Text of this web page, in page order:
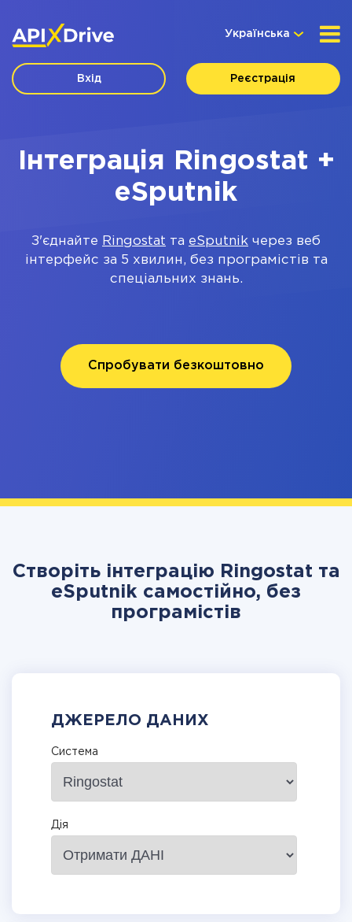
Українська
Вхід Реєстрація
Інтеграція Ringostat +
eSputnik
З'єднайте Ringostat та eSputnik через веб
інтерфейс за 5 хвилин, без програмістів та
спеціальних знань.
Спробувати безкоштовно
Створіть інтеграцію Ringostat та
eSputnik самостійно, без
програмістів
ДЖЕРЕЛО ДАНИХ
Система
Дія